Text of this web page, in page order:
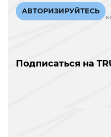
АВТОРИЗИРУЙТЕСЬ
Подписаться на